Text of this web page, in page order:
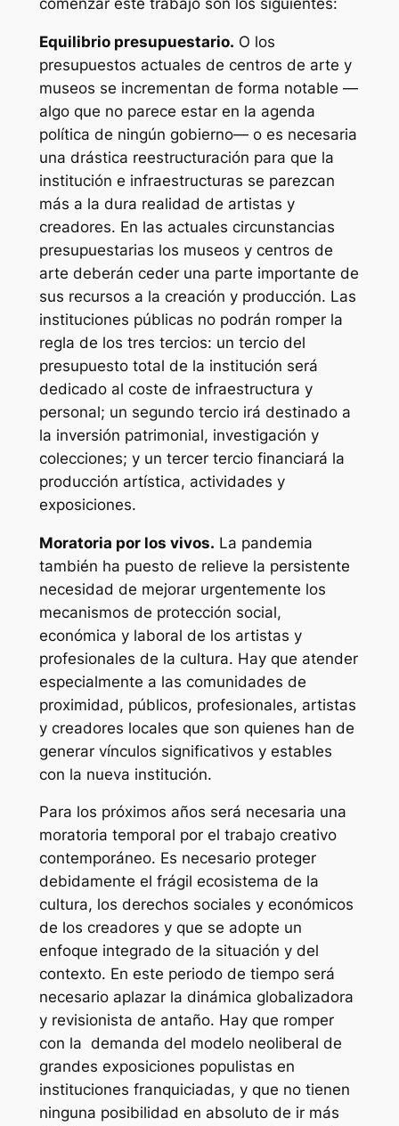
Equilibrio presupuestario. O los
presupuestos actuales de centros de arte y
museos se incrementan de forma notable —
algo que no parece estar en la agenda
política de ningún gobierno— o es necesaria
una drástica reestructuración para que la
institución e infraestructuras se parezcan
más a la dura realidad de artistas y
creadores. En las actuales circunstancias
presupuestarias los museos y centros de
arte deberán ceder una parte importante de
sus recursos a la creación y producción. Las
instituciones públicas no podrán romper la
regla de los tres tercios: un tercio del
presupuesto total de la institución será
dedicado al coste de infraestructura y
personal; un segundo tercio irá destinado a
la inversión patrimonial, investigación y
colecciones; y un tercer tercio financiará la
producción artística, actividades y
exposiciones.
Moratoria por los vivos. La pandemia
también ha puesto de relieve la persistente
necesidad de mejorar urgentemente los
mecanismos de protección social,
económica y laboral de los artistas y
profesionales de la cultura. Hay que atender
especialmente a las comunidades de
proximidad, públicos, profesionales, artistas
y creadores locales que son quienes han de
generar vínculos significativos y estables
con la nueva institución.
Para los próximos años será necesaria una
moratoria temporal por el trabajo creativo
contemporáneo. Es necesario proteger
debidamente el frágil ecosistema de la
cultura, los derechos sociales y económicos
de los creadores y que se adopte un
enfoque integrado de la situación y del
contexto. En este periodo de tiempo será
necesario aplazar la dinámica globalizadora
y revisionista de antaño. Hay que romper
con la demanda del modelo neoliberal de
grandes exposiciones populistas en
instituciones franquiciadas, y que no tienen
ninguna posibilidad en absoluto de ir más